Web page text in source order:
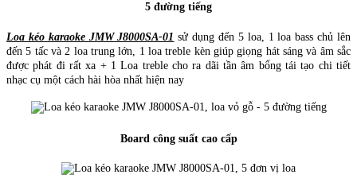
5 đường tiếng
Loa kéo karaoke JMW J8000SA-01 sử dụng đến 5 loa, 1 loa bass chủ lên
đến 5 tấc và 2 loa trung lớn, 1 loa treble kèn giúp giọng hát sáng và âm sắc
được phát đi rất xa + 1 Loa treble cho ra dãi tần âm bổng tái tạo chi tiết
nhạc cụ một cách hài hòa nhất hiện nay
Board công suất cao cấp